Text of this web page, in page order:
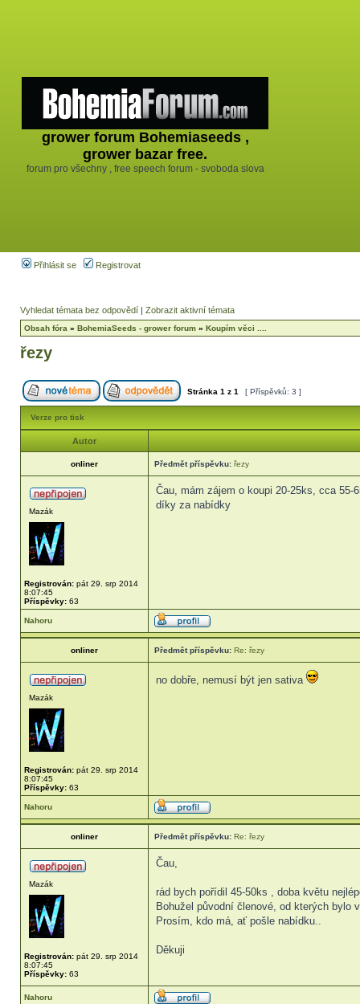
grower forum Bohemiaseeds ,
grower bazar free.
forum pro všechny , free speech forum - svoboda slova
Přihlásit se Registrovat
Vyhledat témata bez odpovědí | Zobrazit aktivní témata
Obsah fóra » BohemiaSeeds - grower forum » Koupím věci ....
řezy
Stránka 1 z 1 [ Příspěvků: 3 ]
Verze pro tisk
Autor
onliner Předmět příspěvku: řezy
Mazák
Registrován: pát 29. srp 2014
8:07:45
Příspěvky: 63
Čau, mám zájem o koupi 20-25ks, cca 55-
díky za nabídky
Nahoru
onliner Předmět příspěvku: Re: řezy
Mazák
Registrován: pát 29. srp 2014
8:07:45
Příspěvky: 63
no dobře, nemusí být jen sativa
Nahoru
onliner Předmět příspěvku: Re: řezy
Mazák
Registrován: pát 29. srp 2014
8:07:45
Příspěvky: 63
Čau,
rád bych pořídil 45-50ks , doba květu
Bohužel původní členové, od kterých bylo
Prosím, kdo má, ať pošle nabídku..
Děkuji
Nahoru